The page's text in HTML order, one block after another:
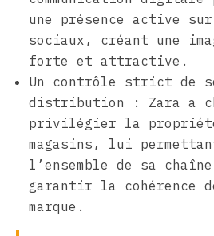
une présence active
sociaux, créant une
forte et attractive.
Un contrôle strict de
distribution : Zara a
privilégier la
magasins, lui
l’ensemble de sa
garantir la cohérence
marque.